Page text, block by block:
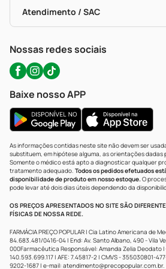
Políticas De Marketplace
Portal Da Privacidade
Atendimento / SAC
Nossas redes sociais
Baixe nosso APP
As informações contidas neste site não devem ser
substituem, em hipótese alguma, as orientações dadas
Somente o médico está apto a diagnosticar qualquer
tratamento adequado. Todos os pedidos efetuados
disponibilidade de produto em nosso estoque.O
pode levar até dois dias úteis dependendo da
OS PREÇOS APRESENTADOS NO SITE SÃO
FÍSICAS DE NOSSA REDE.
FARMÁCIA PREÇO POPULAR | Cia Latino Americana de
84.683.481/0416-04 | End: Av. Santo Albano, 490 - Vila
000Farmacêutica Responsável: Amanda Zelia Deodato |
140.593.699.117 | AFE: 7.45817-2 | CMVS - 355030801-
9202-1687 | e-mail: atendimento@precopopular.com.br.